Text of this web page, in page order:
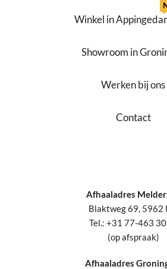
Winkel in
Showroom in
Werken bij ons
Contact
Afhaaladres
Blaktweg 69, 5962
Tel.: +31 77-463
(op afspraak)
Afhaaladres